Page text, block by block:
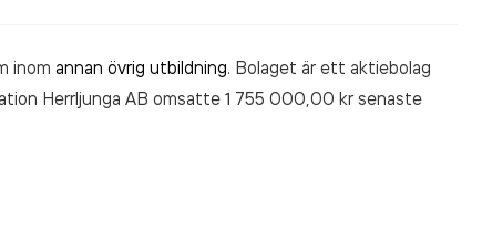
inom annan övrig utbildning. Bolaget är ett aktiebolag
Herrljunga AB omsatte 1 755 000,00 krsenaste